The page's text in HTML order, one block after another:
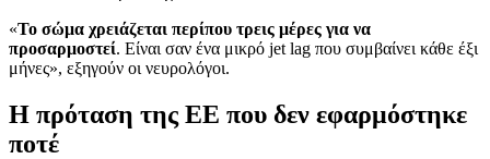
«Το σώμα χρειάζεται περίπου τρεις μέρες για να
προσαρμοστεί. Είναι σαν ένα μικρό jet lag που συμβαίνει κάθε έξι
μήνες», εξηγούν οι νευρολόγοι.
Η πρόταση της ΕΕ που δεν εφαρμόστηκε
ποτέ